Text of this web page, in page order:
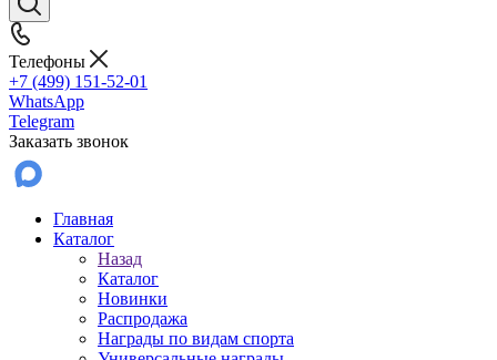
Телефоны
+7 (499) 151-52-01
WhatsApp
Telegram
Заказать звонок
Главная
Каталог
Назад
Каталог
Новинки
Распродажа
Награды по видам спорта